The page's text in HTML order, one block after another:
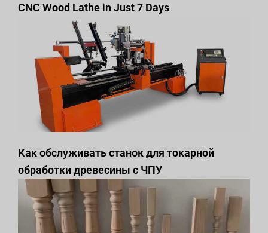
CNC Wood Lathe in Just 7 Days
Как обслуживать станок для токарной
обработки древесины с ЧПУ